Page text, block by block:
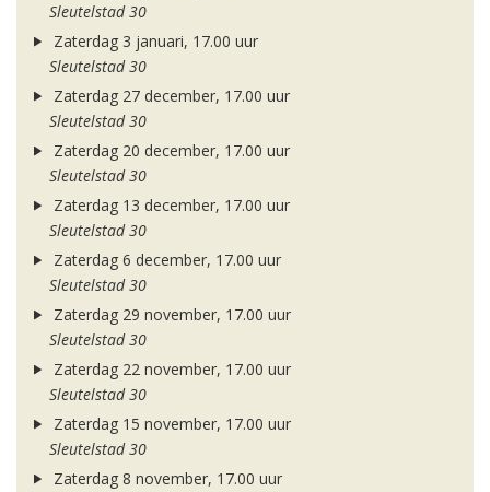
Sleutelstad 30
Zaterdag 3 januari, 17.00 uur
Sleutelstad 30
Zaterdag 27 december, 17.00 uur
Sleutelstad 30
Zaterdag 20 december, 17.00 uur
Sleutelstad 30
Zaterdag 13 december, 17.00 uur
Sleutelstad 30
Zaterdag 6 december, 17.00 uur
Sleutelstad 30
Zaterdag 29 november, 17.00 uur
Sleutelstad 30
Zaterdag 22 november, 17.00 uur
Sleutelstad 30
Zaterdag 15 november, 17.00 uur
Sleutelstad 30
Zaterdag 8 november, 17.00 uur